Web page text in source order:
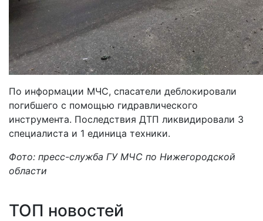
По информации МЧС, спасатели деблокировали
погибшего с помощью гидравлического
инструмента. Последствия ДТП ликвидировали 3
специалиста и 1 единица техники.
Фото: пресс-служба ГУ МЧС по Нижегородской
области
ТОП новостей